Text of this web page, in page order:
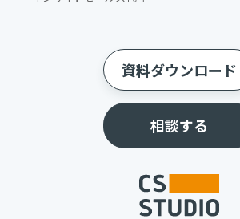
資料ダウンロード
相談する